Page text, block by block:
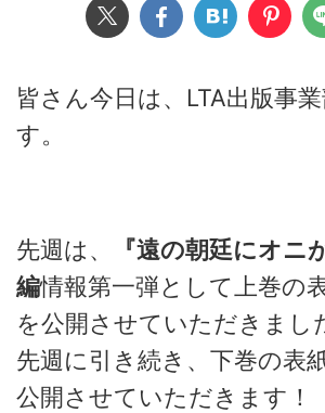
皆さん今日は、LTA出版事
す。
先週は、
『遠の朝廷にオニ
編情報第一弾として上巻の
を公開させていただきまし
先週に引き続き、下巻の表
公開させていただきます！